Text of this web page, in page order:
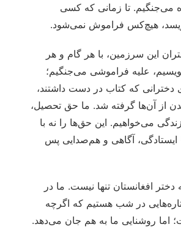
می‌جنگیم. تا زمانی که کسی
هیچ‌کس فراموش نمی‌شود.
این سرزمین، با هر گام و هر
علیه فراموشی می‌جنگیم؛
که کتاب در دست داشتند،
از آن‌ها گرفته شد. ما حق تحصیل،
می‌خواهیم. این حق‌ها را نه با
ایستادگی، آگاهی و هم‌صدایی پس
دختر افغانستان تنها نیست. ما در
در شب هستیم که اگرچه
اما روشنایی‌ ما به هم جان می‌دهد.